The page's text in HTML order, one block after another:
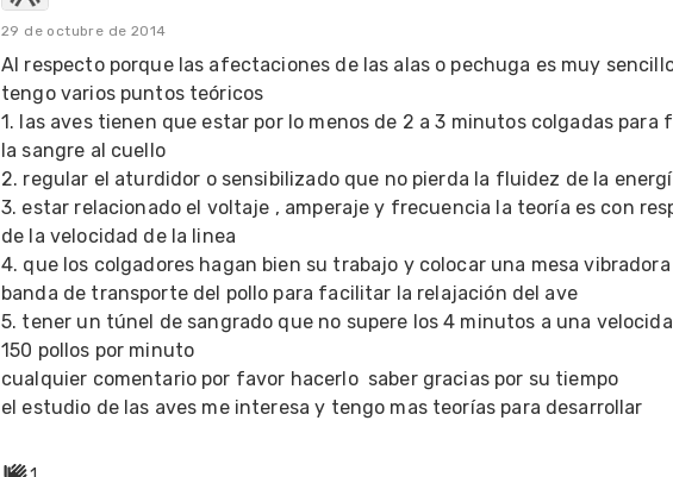
29 de octubre de 2014
Al respecto porque las afectaciones de las alas o pechuga es muy
tengo varios puntos teóricos
1. las aves tienen que estar por lo menos de 2 a 3 minutos colgadas para
la sangre al cuello
2. regular el aturdidor o sensibilizado que no pierda la fluidez de la
3. estar relacionado el voltaje , amperaje y frecuencia la teoría es con
de la velocidad de la linea
4. que los colgadores hagan bien su trabajo y colocar una mesa
banda de transporte del pollo para facilitar la relajación del ave
5. tener un túnel de sangrado que no supere los 4 minutos a una
150 pollos por minuto
cualquier comentario por favor hacerlo  saber gracias por su tiempo